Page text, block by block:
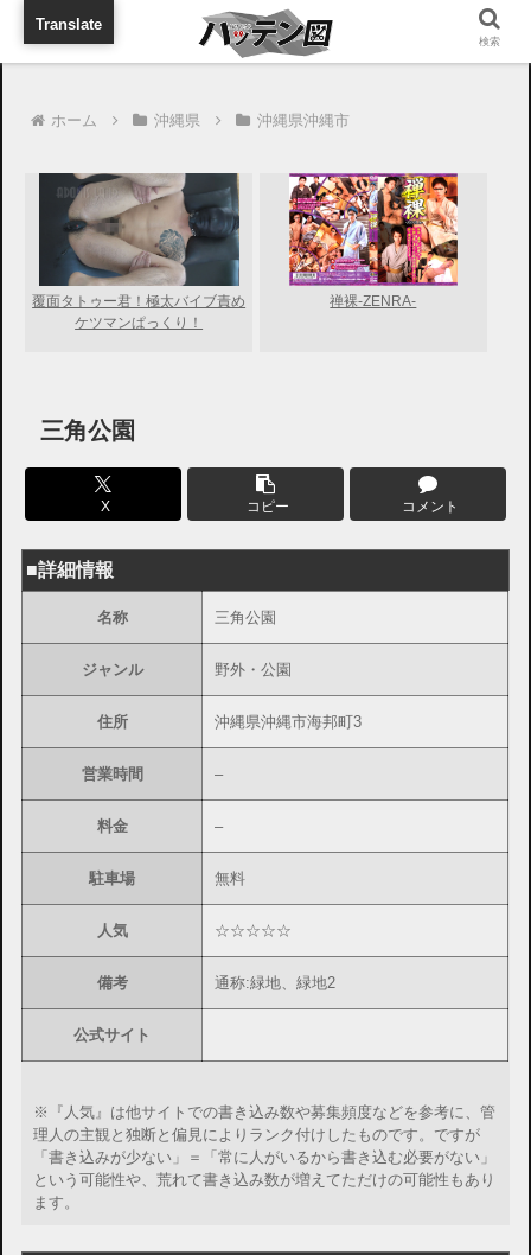
旅行に出張に待ち合わせに
ホーム 沖縄県 沖縄県沖縄市
覆面タトゥー君！極太バイブ責め
ケツマンぱっくり！
禅裸-ZENRA-
三角公園
X コピー コメント
■詳細情報
名称 三角公園
ジャンル 野外・公園
住所 沖縄県沖縄市海邦町3
営業時間 –
料金 –
駐車場 無料
人気 ☆☆☆☆☆
備考 通称:緑地、緑地2
公式サイト
※『人気』は他サイトでの書き込み数や募集頻度などを参考に、管
理人の主観と独断と偏見によりランク付けしたものです。ですが
「書き込みが少ない」＝「常に人がいるから書き込む必要がない」
という可能性や、荒れて書き込み数が増えてただけの可能性もあり
ます。
検索
Translate